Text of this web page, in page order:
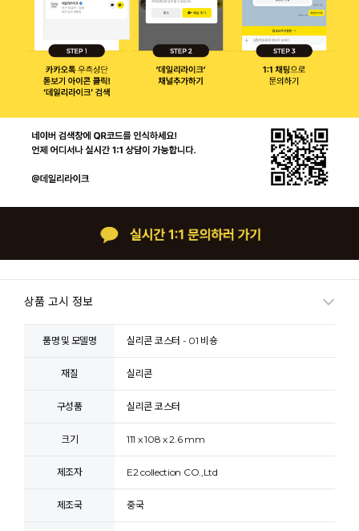
상품 고시 정보
품명 및 모델명 실리콘 코스터 - 01 비숑
재질 실리콘
구성품 실리콘 코스터
크기 111 x 108 x 2.6 mm
제조자 E2 collection CO.,Ltd
제조국 중국